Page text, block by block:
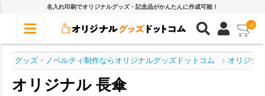
名入れ印刷でオリジナルグッズ・記念品がかんたんに作成可能！
0
グッズ・ノベルティ制作ならオリジナルグッズドットコム オリジナ
オリジナル 長傘